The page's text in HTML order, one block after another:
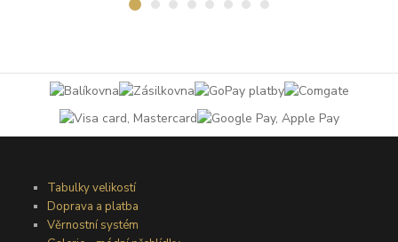
Tabulky velikostí
Doprava a platba
Věrnostní systém